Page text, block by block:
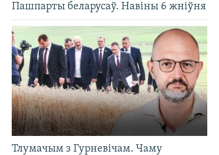
Пашпарты беларусаў. Навіны 6 жніўня
Тлумачым з Гурневічам. Чаму